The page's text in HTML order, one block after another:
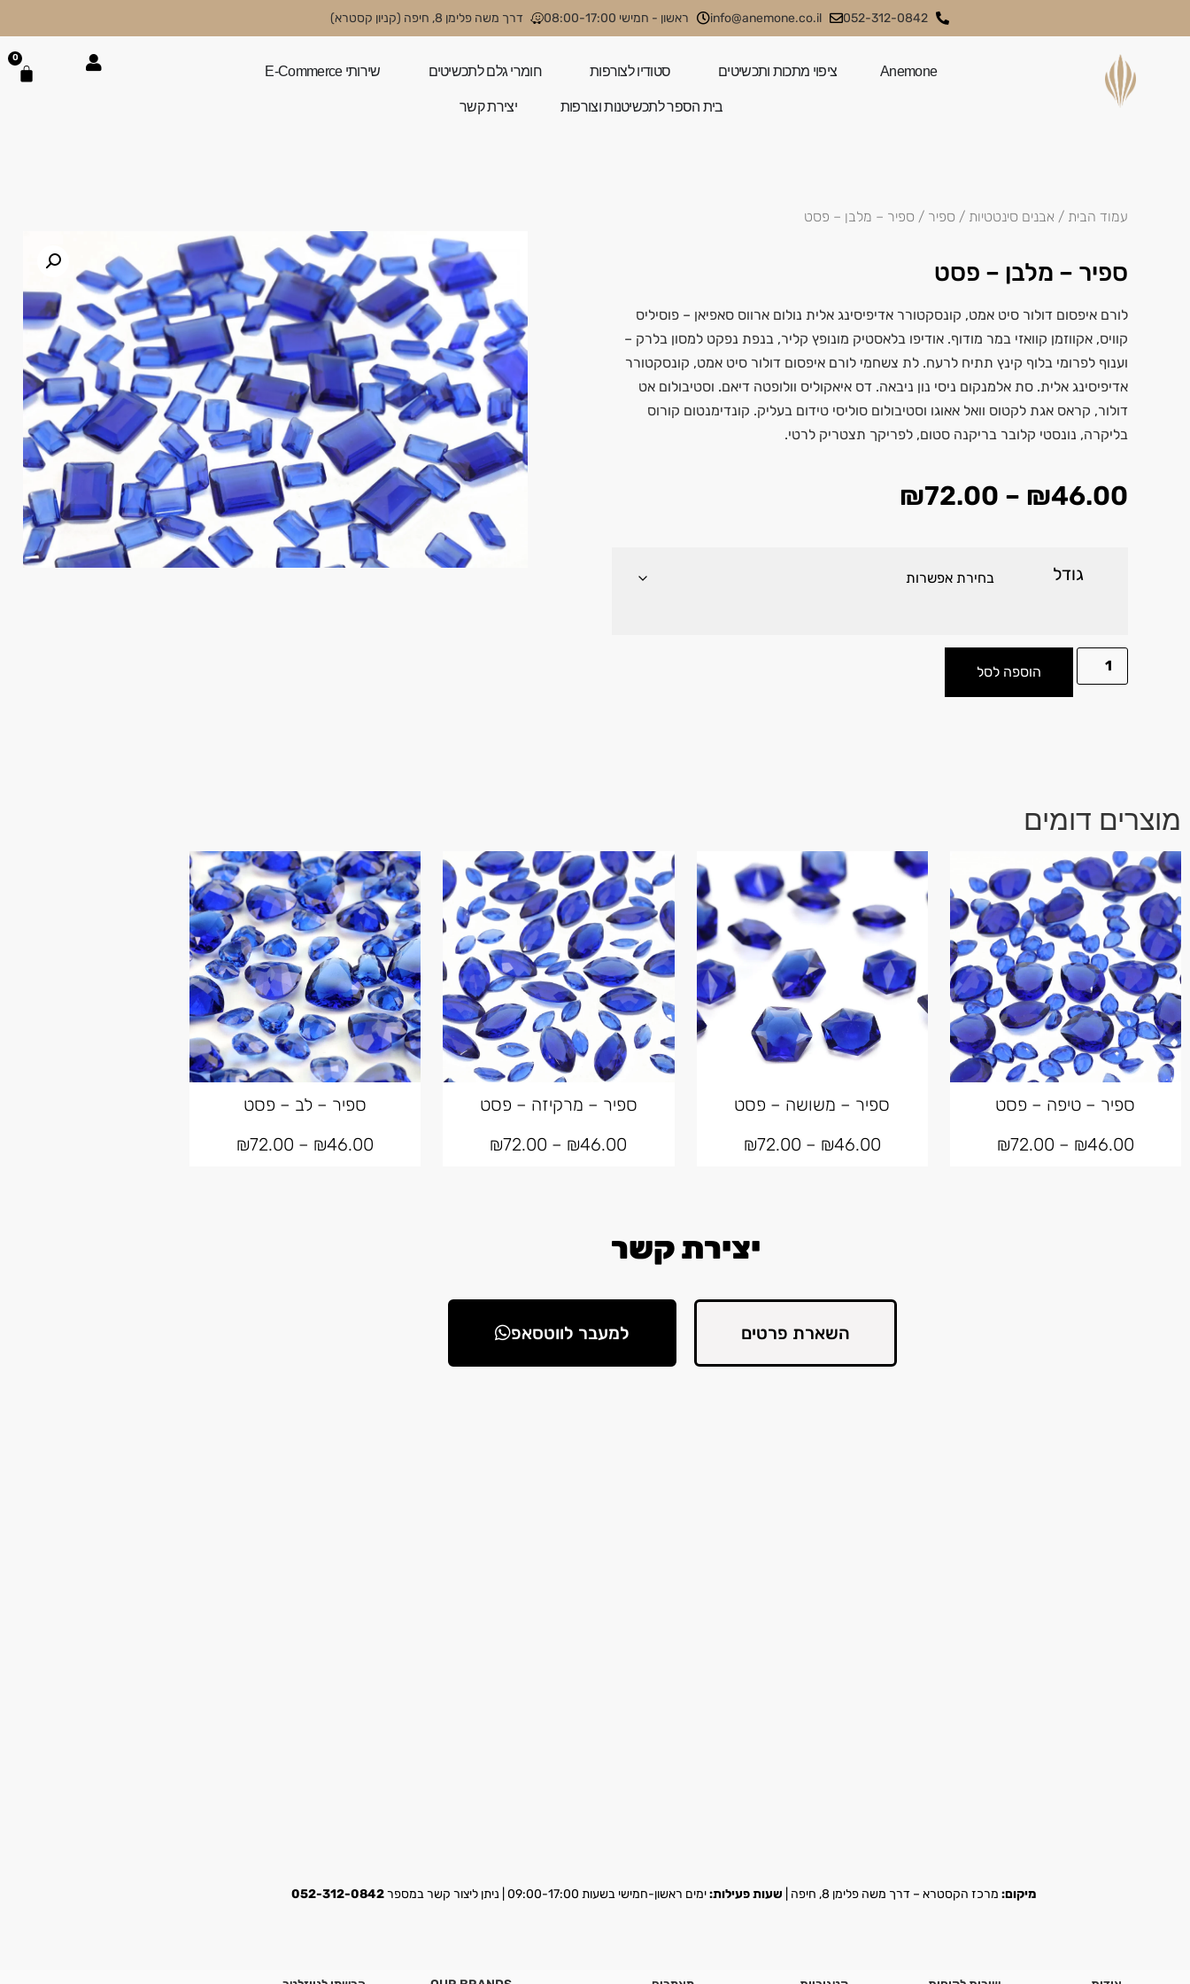
052-312-0842
info@anemone.co.il ראשון - חמישי 08:00-17:00 דרך משה פלימן 8, חיפה (קניון קסטרא)
Anemone ציפוי מתכות ותכשיטים סטודיו לצורפות חומרי גלם לתכשיטים שירותי E-Commerce
בית הספר לתכשיטנות וצורפות יצירת קשר
0
עמוד הבית / אבנים סינטטיות / ספיר / ספיר – מלבן – פסט
ספיר – מלבן – פסט
לורם איפסום דולור סיט אמט, קונסקטורר אדיפיסינג אלית נולום ארווס סאפיאן – פוסיליס
קוויס, אקווזמן קוואזי במר מודוף. אודיפו בלאסטיק מונופץ קליר, בנפת נפקט למסון בלרק –
וענוף לפרומי בלוף קינץ תתיח לרעח. לת צשחמי לורם איפסום דולור סיט אמט, קונסקטורר
אדיפיסינג אלית. סת אלמנקום ניסי נון ניבאה. דס איאקוליס וולופטה דיאם. וסטיבולום אט
דולור, קראס אגת לקטוס וואל אאוגו וסטיבולום סוליסי טידום בעליק. קונדימנטום קורוס
בליקרה, נונסטי קלובר בריקנה סטום, לפריקך תצטריק לרטי.
₪46.00
–
₪72.00
גודל
הוספה לסל
מוצרים דומים
ספיר – טיפה – פסט
₪46.00
–
₪72.00
ספיר – משושה – פסט
₪46.00
–
₪72.00
ספיר – מרקיזה – פסט
₪46.00
–
₪72.00
ספיר – לב – פסט
₪46.00
–
₪72.00
יצירת קשר
השארת פרטים למעבר לווטסאפ
מיקום: מרכז הקסטרא – דרך משה פלימן 8, חיפה | שעות פעילות:ימים ראשון-חמישי בשעות 09:00-17:00 | ניתן ליצור קשר במספר 052-312-0842